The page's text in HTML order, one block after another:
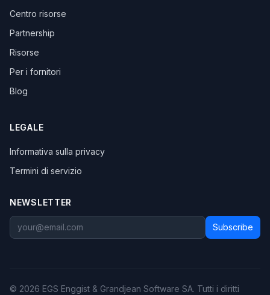
Centro risorse
Partnership
Risorse
Per i fornitori
Blog
LEGALE
Informativa sulla privacy
Termini di servizio
NEWSLETTER
Subscribe
© 2026 EGS Enggist & Grandjean Software SA. Tutti i diritti